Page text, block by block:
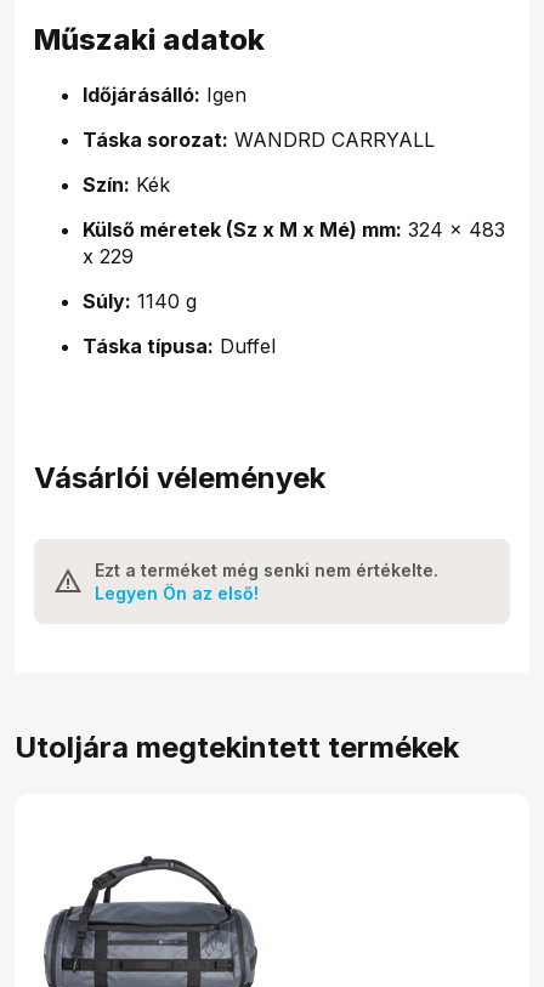
Műszaki adatok
Időjárásálló: Igen
Táska sorozat: WANDRD CARRYALL
Szín: Kék
Külső méretek (Sz x M x Mé) mm: 324 x 483
x 229
Súly: 1140 g
Táska típusa: Duffel
Vásárlói vélemények
Ezt a terméket még senki nem értékelte.
Legyen Ön az első!
Utoljára megtekintett termékek